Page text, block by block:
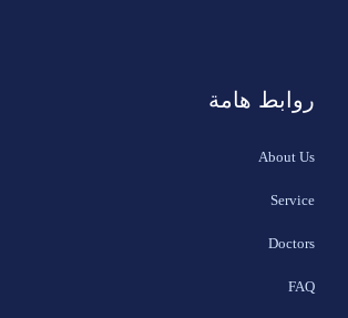
روابط هامة
About Us
Service
Doctors
FAQ